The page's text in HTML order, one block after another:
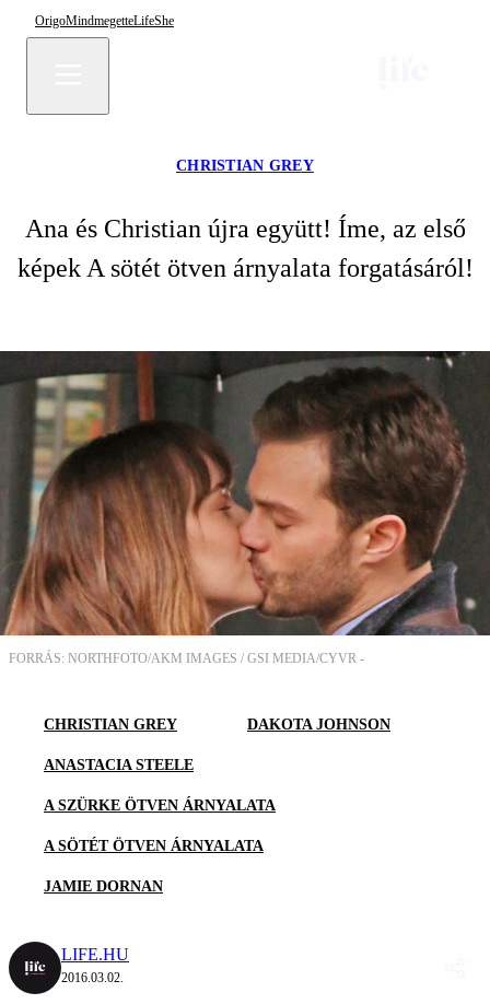
OrigoMindmegetteLifeShe
CHRISTIAN GREY
Ana és Christian újra együtt! Íme, az első
képek A sötét ötven árnyalata forgatásáról!
FORRÁS: NORTHFOTO/AKM IMAGES / GSI MEDIA/CYVR -
CHRISTIAN GREY DAKOTA JOHNSON
ANASTACIA STEELE
A SZÜRKE ÖTVEN ÁRNYALATA
A SÖTÉT ÖTVEN ÁRNYALATA
JAMIE DORNAN
LIFE.HU
2016.03.02.